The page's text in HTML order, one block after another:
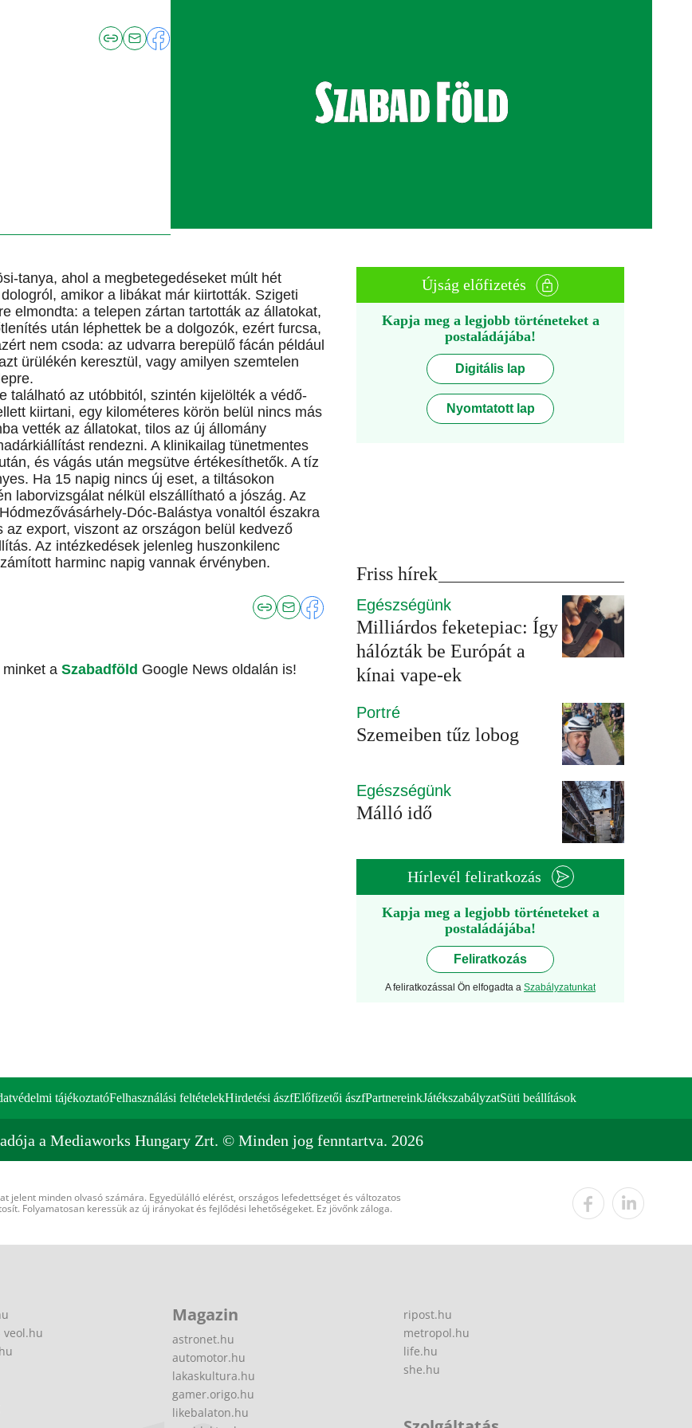
tanya, ahol a megbetegedéseket múlt hét
amikor a libákat már kiirtották. Szigeti
elmondta: a telepen zártan tartották az állatokat,
után léphettek be a dolgozók, ezért furcsa,
nem csoda: az udvarra berepülő fácán például
ürülékén keresztül, vagy amilyen szemtelen
található az utóbbitól, szintén kijelölték a védő-
kiirtani, egy kilométeres körön belül nincs más
vették az állatokat, tilos az új állomány
rendezni. A klinikailag tünetmentes
és vágás után megsütve értékesíthetők. A tíz
Ha 15 napig nincs új eset, a tiltásokon
laborvizsgálat nélkül elszállítható a jószág. Az
Dóc-Balástya vonaltól északra
export, viszont az országon belül kedvező
Az intézkedések jelenleg huszonkilenc
harminc napig vannak érvényben.
a Szabadföld Google News oldalán is!
Újság előfizetés
Kapja meg a legjobb történeteket a
postaládájába!
Digitális lap
Nyomtatott lap
Friss hírek
Egészségünk
Milliárdos feketepiac: Így
hálózták be Európát a
kínai vape-ek
Portré
Szemeiben tűz lobog
Egészségünk
Málló idő
Hírlevél feliratkozás
Kapja meg a legjobb történeteket a
postaládájába!
Feliratkozás
A feliratkozással Ön elfogadta a Szabályzatunkat
tájékoztatóFelhasználási feltételekHirdetési ászfElőfizetői ászfPartnereinkJátékszabályzatSüti beállítások
a Mediaworks Hungary Zrt. © Minden jog fenntartva. 2026
jelent minden olvasó számára. Egyedülálló elérést, országos lefedettséget és változatos
Folyamatosan keressük az új irányokat és fejlődési lehetőségeket. Ez jövőnk záloga.
veol.hu
Magazin
astronet.hu
automotor.hu
lakaskultura.hu
gamer.origo.hu
likebalaton.hu
ripost.hu
metropol.hu
life.hu
she.hu